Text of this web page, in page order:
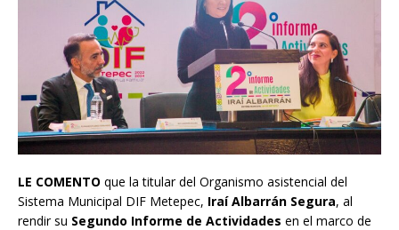
LE COMENTO que la titular del Organismo asistencial del
Sistema Municipal DIF Metepec, Iraí Albarrán Segura, al
rendir su Segundo Informe de Actividades en el marco de